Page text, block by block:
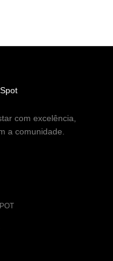
com excelência,
a comunidade.